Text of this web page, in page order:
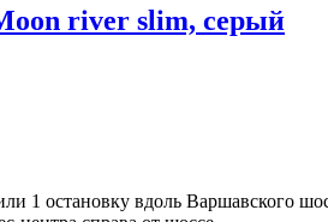
river slim, серый
1 остановку вдоль Варшавского